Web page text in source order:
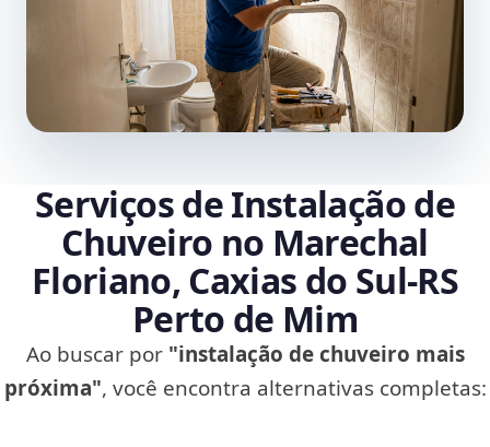
Serviços de Instalação de
Chuveiro no Marechal
Floriano, Caxias do Sul‑RS
Perto de Mim
Ao buscar por "instalação de chuveiro mais
próxima", você encontra alternativas completas: